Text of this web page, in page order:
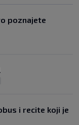
poznajete
i recite koji je